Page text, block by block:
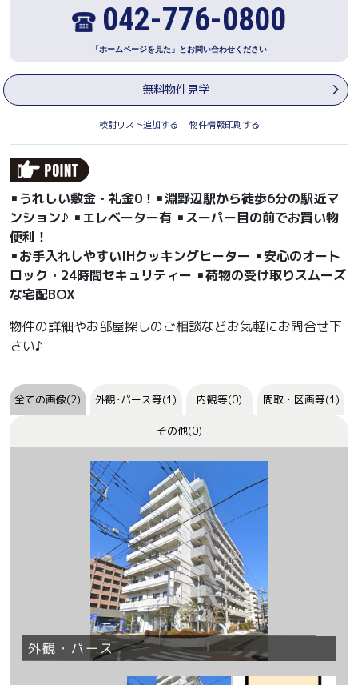
042-776-0800
「ホームページを見た」とお問い合わせください
無料物件見学
検討リスト追加する ｜ 物件情報印刷する
▪うれしい敷金・礼金0！▪淵野辺駅から徒歩6分の駅近マ
ンション♪ ▪エレベーター有 ▪スーパー目の前でお買い物
便利！
▪お手入れしやすいIHクッキングヒーター ▪安心のオート
ロック・24時間セキュリティー ▪荷物の受け取りスムーズ
な宅配BOX
物件の詳細やお部屋探しのご相談などお気軽にお問合せ下
さい♪
全ての画像(2)
外観・パース
外観･パース等(1) 内観等(0) 間取・区画等(1)
その他(0)